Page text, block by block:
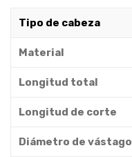
Tipo de cabeza
Material
Longitud total
Longitud de corte
Diámetro de vástago